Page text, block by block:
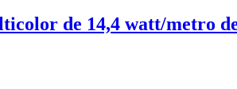
de 14,4 watt/metro